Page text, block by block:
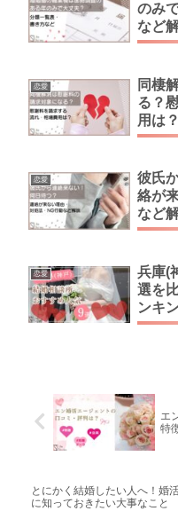
のみ
など
恋愛
同棲
る？
用は？
恋愛
彼氏
絡が
など
恋愛
兵庫(
選を
ンキ
エ
特
とにかく結婚したい人へ！婚
に知っておきたい大事なこと